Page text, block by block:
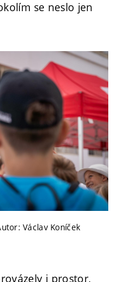
se neslo jen
Václav Koníček
i prostor,